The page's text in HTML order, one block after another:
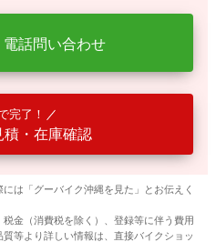
電話問い合わせ
完了！
積・在庫確認
は「グーバイク沖縄を見た」とお伝えく
金（消費税を除く）、登録等に伴う費用
等より詳しい情報は、直接バイクショッ